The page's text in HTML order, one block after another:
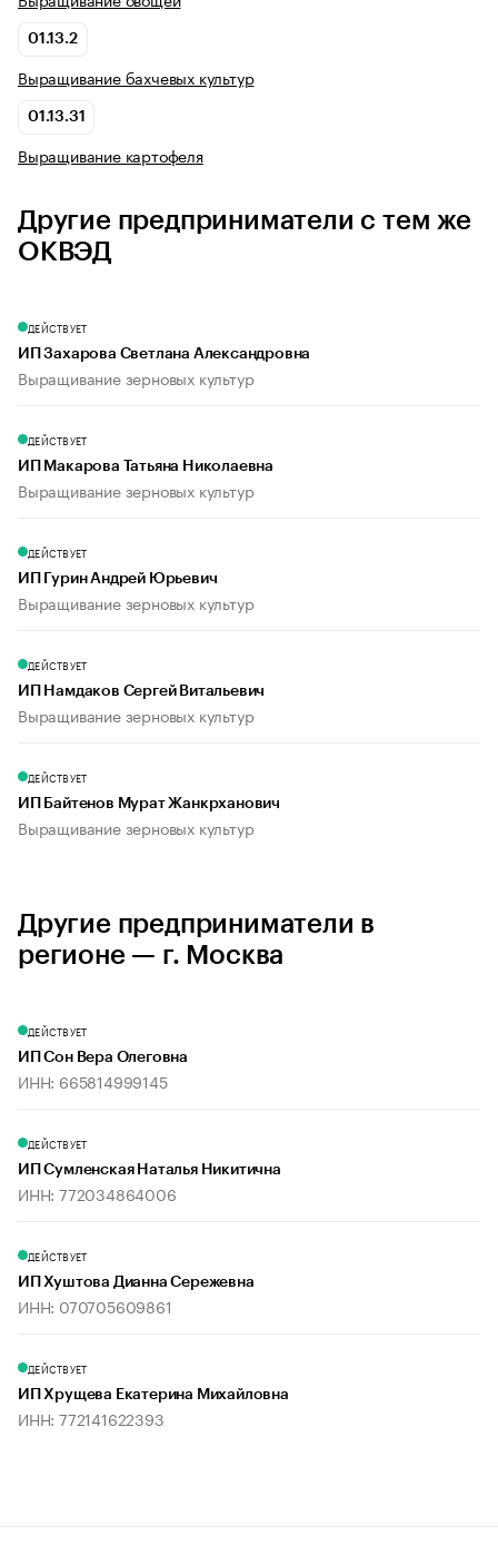
01.13.2
Выращивание бахчевых культур
01.13.31
Выращивание картофеля
Другие предприниматели с тем же
ОКВЭД
ДЕЙСТВУЕТ
ИП Захарова Светлана Александровна
Выращивание зерновых культур
ДЕЙСТВУЕТ
ИП Макарова Татьяна Николаевна
Выращивание зерновых культур
ДЕЙСТВУЕТ
ИП Гурин Андрей Юрьевич
Выращивание зерновых культур
ДЕЙСТВУЕТ
ИП Намдаков Сергей Витальевич
Выращивание зерновых культур
ДЕЙСТВУЕТ
ИП Байтенов Мурат Жанкрханович
Выращивание зерновых культур
Другие предприниматели в
регионе — г. Москва
ДЕЙСТВУЕТ
ИП Сон Вера Олеговна
ИНН: 665814999145
ДЕЙСТВУЕТ
ИП Сумленская Наталья Никитична
ИНН: 772034864006
ДЕЙСТВУЕТ
ИП Хуштова Дианна Сережевна
ИНН: 070705609861
ДЕЙСТВУЕТ
ИП Хрущева Екатерина Михайловна
ИНН: 772141622393